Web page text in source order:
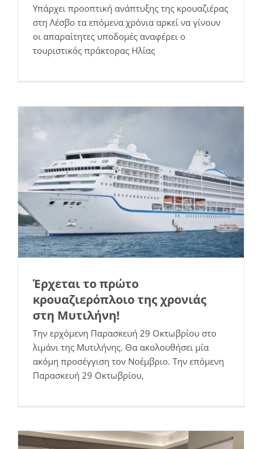
Υπάρχει προοπτική ανάπτυξης της κρουαζιέρας
στη Λέσβο τα επόμενα χρόνια αρκεί να γίνουν
οι απαραίτητες υποδομές αναφέρει ο
τουριστικός πράκτορας Ηλίας
Έρχεται το πρώτο κρουαζιερόπλοιο της
χρονιάς στη Μυτιλήνη!
Έρχεται το πρώτο
κρουαζιερόπλοιο της χρονιάς
στη Μυτιλήνη!
Την ερχόμενη Παρασκευή 29 Οκτωβρίου στο
λιμάνι της Μυτιλήνης. Θα ακολουθήσει μία
ακόμη προσέγγιση τον Νοέμβριο. Την επόμενη
Παρασκευή 29 Οκτωβρίου,
Πρόγραμμα “ΝΑΥΣ” για την προώθηση
τοπικών προϊόντων στην κρουαζιέρα